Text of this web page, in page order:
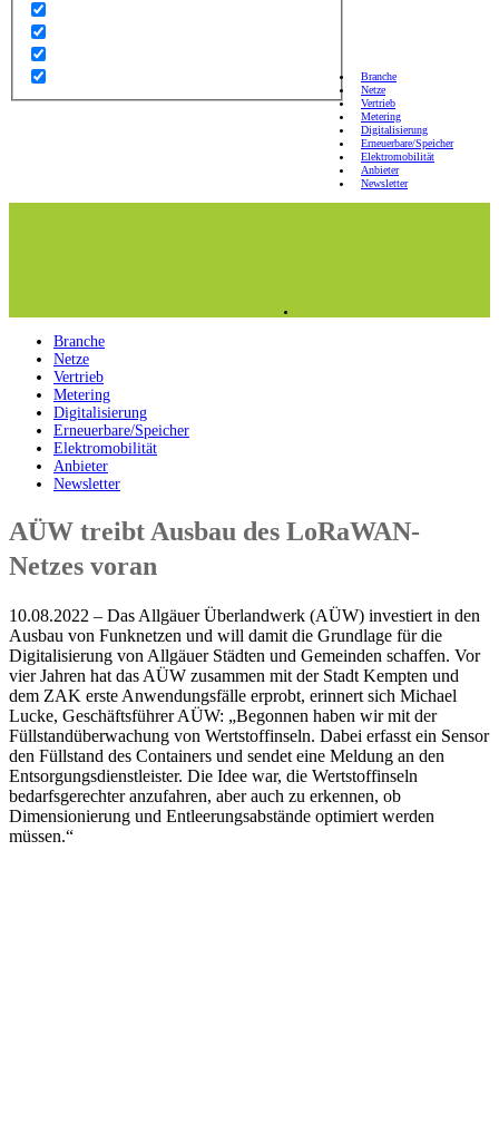
Branche
Netze
Vertrieb
Metering
Digitalisierung
Erneuerbare/Speicher
Elektromobilität
Anbieter
Newsletter
Branche
Netze
Vertrieb
Metering
Digitalisierung
Erneuerbare/Speicher
Elektromobilität
Anbieter
Newsletter
AÜW treibt Ausbau des LoRaWAN-
Netzes voran
10.08.2022 – Das Allgäuer Überlandwerk (AÜW) investiert in den
Ausbau von Funknetzen und will damit die Grundlage für die
Digitalisierung von Allgäuer Städten und Gemeinden schaffen. Vor
vier Jahren hat das AÜW zusammen mit der Stadt Kempten und
dem ZAK erste Anwendungsfälle erprobt, erinnert sich Michael
Lucke, Geschäftsführer AÜW: „Begonnen haben wir mit der
Füllstandüberwachung von Wertstoffinseln. Dabei erfasst ein Sensor
den Füllstand des Containers und sendet eine Meldung an den
Entsorgungsdienstleister. Die Idee war, die Wertstoffinseln
bedarfsgerechter anzufahren, aber auch zu erkennen, ob
Dimensionierung und Entleerungsabstände optimiert werden
müssen.“